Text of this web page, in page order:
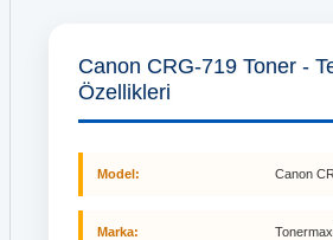
Canon CRG-719 Toner -
Özellikleri
Model: Canon
Marka: